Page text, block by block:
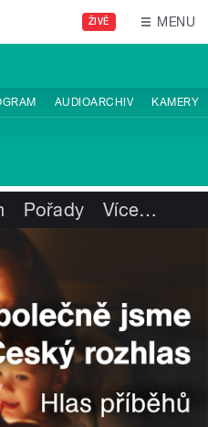
ŽIVĚ MENU
AUDIOARCHIV KAMERY
Pořady Více…